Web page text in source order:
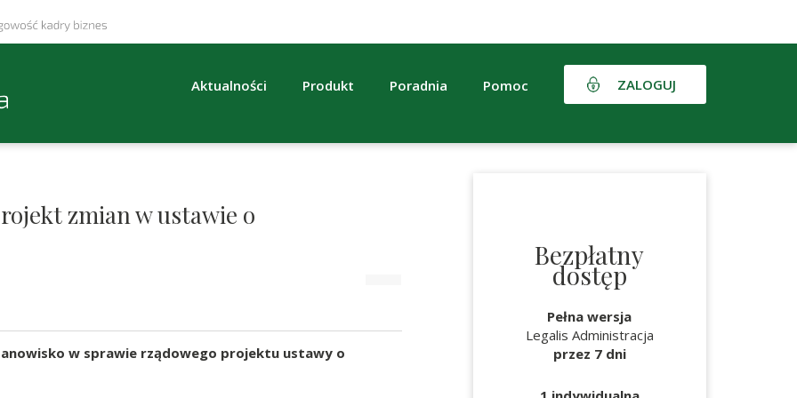
Aktualności Produkt Poradnia Pomoc ZALOGUJ
zmian w ustawie o
w sprawie rządowego projektu ustawy o
Bezpłatny
dostęp
Pełna wersja
Legalis Administracja
przez 7 dni